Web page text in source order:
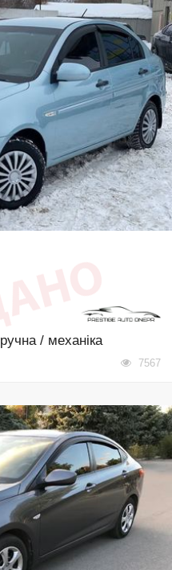
ручна / механіка
7567